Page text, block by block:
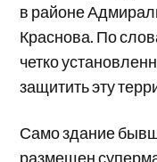
в районе
Краснова. По
четко
защитить эту
Само здание
размещен